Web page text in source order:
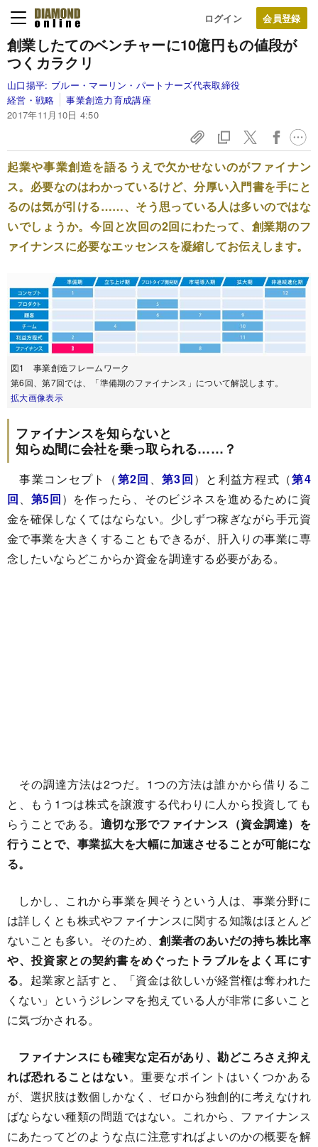
ログイン
創業したてのベンチャーに10億円もの値段が
つくカラクリ
山口揚平: ブルー・マーリン・パートナーズ代表取締役
経営・戦略
事業創造力育成講座
2017年11月10日 4:50
起業や事業創造を語るうえで欠かせないのがファイナン
ス。必要なのはわかっているけど、分厚い入門書を手にと
るのは気が引ける……、そう思っている人は多いのではな
いでしょうか。今回と次回の2回にわたって、創業期のフ
ァイナンスに必要なエッセンスを凝縮してお伝えします。
図1 事業創造フレームワーク
第6回、第7回では、「準備期のファイナンス」について解説します。
拡大画像表示
ファイナンスを知らないと
知らぬ間に会社を乗っ取られる……？
事業コンセプト（第2回 、 第3回）と利益方程式（第4
回、 第5回）を作ったら、そのビジネスを進めるために資
金を確保しなくてはならない。少しずつ稼ぎながら手元資
金で事業を大きくすることもできるが、肝入りの事業に専
念したいならどこからか資金を調達する必要がある。
その調達方法は2つだ。1つの方法は誰かから借りるこ
と、もう1つは株式を譲渡する代わりに人から投資しても
らうことである。 適切な形でファイナンス（資金調達）を
行うことで、事業拡大を大幅に加速させることが可能にな
る。
しかし、これから事業を興そうという人は、事業分野に
は詳しくとも株式やファイナンスに関する知識はほとんど
ないことも多い。そのため、創業者のあいだの持ち株比率
や、投資家との契約書をめぐったトラブルをよく耳にす
る。起業家と話すと、「資金は欲しいが経営権は奪われた
くない」というジレンマを抱えている人が非常に多いこと
に気づかされる。
ファイナンスにも確実な定石があり、勘どころさえ抑え
れば恐れることはない。重要なポイントはいくつかある
が、選択肢は数個しかなく、ゼロから独創的に考えなけれ
ばならない種類の問題ではない。これから、ファイナンス
にあたってどのような点に注意すればよいのかの概要を解